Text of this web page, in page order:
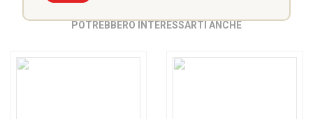
POTREBBERO INTERESSARTI ANCHE